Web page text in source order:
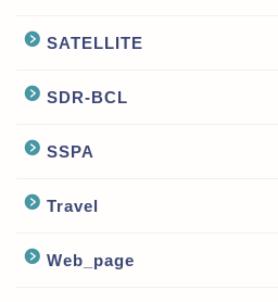
SATELLITE
SDR-BCL
SSPA
Travel
Web_page